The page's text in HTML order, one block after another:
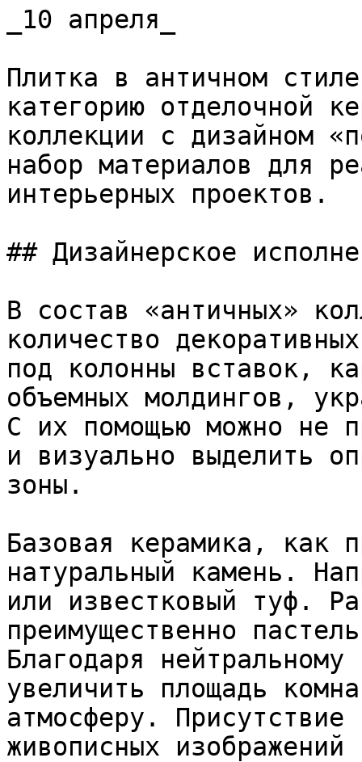
_10 апреля_
Плитка в античном
категорию отделочной
коллекции с дизайном
набор материалов для
интерьерных проектов.
## Дизайнерское
В состав «античных»
количество
под колонны вставок,
объемных молдингов,
С их помощью можно не
и визуально выделить
зоны.
Базовая керамика, как
натуральный камень.
или известковый туф.
преимущественно
Благодаря
увеличить площадь
атмосферу.
живописных изображений